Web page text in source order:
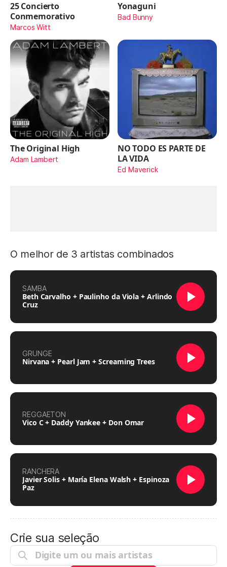
25 Concierto
Conmemorativo
Marcos Witt
Yonaguni
Bad Bunny
The Original High
Adam Lambert
NO TODO ES PARTE DE
LA VIDA
Ed Maverick
O melhor de 3 artistas combinados
SAMBA
Beth Carvalho + Paulinho da Viola + Arlindo
Cruz
GRUNGE
Nirvana + Pearl Jam + Screaming Trees
REGGAETON
Vico C + Daddy Yankee + Don Omar
RANCHERA
Javier Solis + María Elena Walsh + Espinoza
Paz
Crie sua seleção